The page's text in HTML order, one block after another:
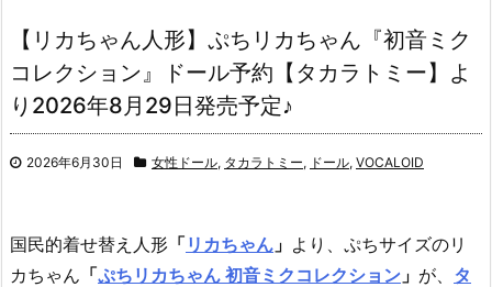
【リカちゃん人形】ぷちリカちゃん『初音ミク
コレクション』ドール予約【タカラトミー】よ
り2026年8月29日発売予定♪
2026年6月30日 女性ドール, タカラトミー, ドール, VOCALOID
国民的着せ替え人形 「 リカちゃん 」 より、ぷちサイズのリ
カちゃん 「ぷちリカちゃん 初音ミクコレクション 」 が、 タ